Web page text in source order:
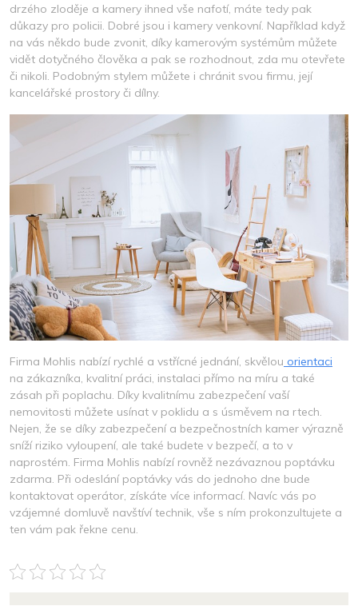
drzého zloděje a kamery ihned vše nafotí, máte tedy pak
důkazy pro policii. Dobré jsou i kamery venkovní. Například když
na vás někdo bude zvonit, díky kamerovým systémům můžete
vidět dotyčného člověka a pak se rozhodnout, zda mu otevřete
či nikoli. Podobným stylem můžete i chránit svou firmu, její
kancelářské prostory či dílny.
Firma Mohlis nabízí rychlé a vstřícné jednání, skvělou orientaci
na zákazníka, kvalitní práci, instalaci přímo na míru a také
zásah při poplachu. Díky kvalitnímu zabezpečení vaší
nemovitosti můžete usínat v poklidu a s úsměvem na rtech.
Nejen, že se díky zabezpečení a bezpečnostních kamer výrazně
sníží riziko vyloupení, ale také budete v bezpečí, a to v
naprostém. Firma Mohlis nabízí rovněž nezávaznou poptávku
zdarma. Při odeslání poptávky vás do jednoho dne bude
kontaktovat operátor, získáte více informací. Navíc vás po
vzájemné domluvě navštíví technik, vše s ním prokonzultujete a
ten vám pak řekne cenu.